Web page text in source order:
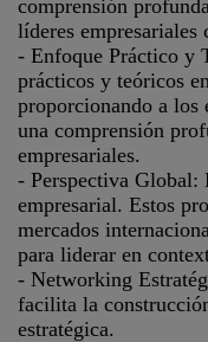
comprensión
líderes empresariales
- Enfoque Práctico y
prácticos y teóricos
proporcionando a los
una comprensión
empresariales.
- Perspectiva Global:
empresarial. Estos
mercados
para liderar en
- Networking
facilita la
estratégica.